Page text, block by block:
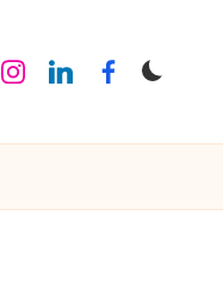
Instagram
LinkedinFacebook